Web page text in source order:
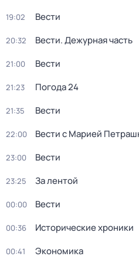
19:02 Вести
20:32 Вести. Дежурная часть
21:00 Вести
21:23 Погода 24
21:35 Вести
22:00 Вести с Марией
23:00 Вести
23:25 За лентой
00:00 Вести
00:36 Исторические хроники
00:41 Экономика